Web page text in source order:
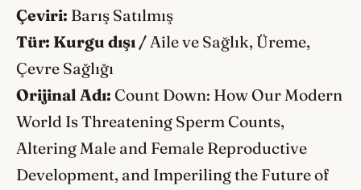
Çeviri: Barış Satılmış
Tür: Kurgu dışı /Aile ve Sağlık, Üreme,
Çevre Sağlığı
Orijinal Adı: Count Down: How Our Modern
World Is Threatening Sperm Counts,
Altering Male and Female Reproductive
Development, and Imperiling the Future of